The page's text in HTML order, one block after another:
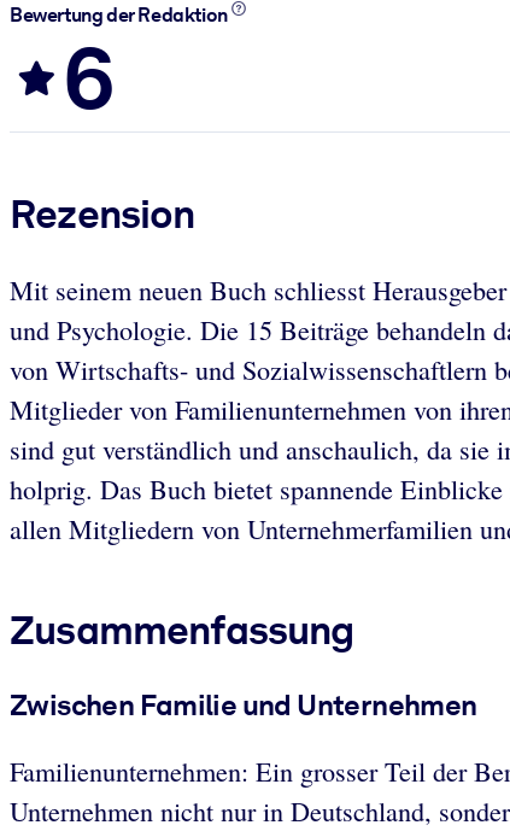
Bewertung der Redaktion
6
Rezension
Mit seinem neuen Buch schliesst
und Psychologie. Die 15 Beiträge behandeln
von Wirtschafts- und Sozialwissenschaftlern
Mitglieder von Familienunternehmen von
sind gut verständlich und anschaulich, da
holprig. Das Buch bietet spannende
allen Mitgliedern von Unternehmerfamilien
Zusammenfassung
Zwischen Familie und Unternehmen
Familienunternehmen: Ein grosser Teil der
Unternehmen nicht nur in Deutschland,